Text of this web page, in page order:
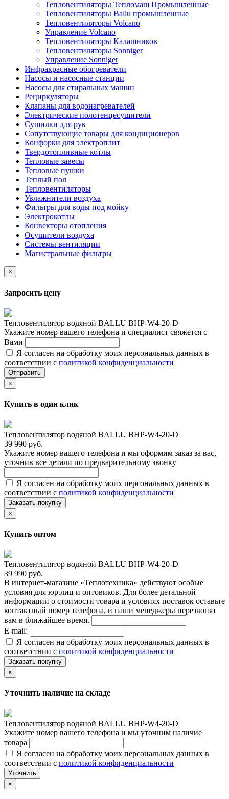
Тепловентиляторы Тепломаш Промышленные
Тепловентиляторы Ballu промышленные
Тепловентиляторы Volcano
Управление Volcano
Тепловентиляторы Калашников
Тепловентиляторы Sonniger
Управление Sonniger
Инфракрасные обогреватели
Насосы и насосные станции
Насосы для стиральных машин
Рециркуляторы
Клапаны для водонагревателей
Электрические полотенцесушители
Сушилки для рук
Сопутствующие товары для кондиционеров
Конфорки для электроплит
Твердотопливные котлы
Тепловые завесы
Тепловые пушки
Теплый пол
Тепловентиляторы
Увлажнители воздуха
Фильтры для воды под мойку
Электрокотлы
Конвекторы отопления
Осушители воздуха
Системы вентиляции
Магистральные фильтры
×
Запросить цену
Тепловентилятор водяной BALLU BHP-W4-20-D
Укажите номер вашего телефона и специалист свяжется с
Вами
Я согласен на обработку моих персональных данных в
соответствии с политикой конфиденциальности
Отправить
×
Купить в один клик
Тепловентилятор водяной BALLU BHP-W4-20-D
39 990 руб.
Укажите номер вашего телефона и мы оформим заказ за вас,
уточнив все детали по предварительному звонку
Я согласен на обработку моих персональных данных в
соответствии с политикой конфиденциальности
Заказать покупку
×
Купить оптом
Тепловентилятор водяной BALLU BHP-W4-20-D
39 990 руб.
В интернет-магазине «Теплотехника» действуют особые
условия для юр.лиц и оптовиков. Для более детальной
информации о стоимости товара и условиях поставок оставьте
контактный номер телефона, и наши менеджеры перезвонят
вам в ближайшее время.
E-mail:
Я согласен на обработку моих персональных данных в
соответствии с политикой конфиденциальности
Заказать покупку
×
Уточнить наличие на складе
Тепловентилятор водяной BALLU BHP-W4-20-D
Укажите номер вашего телефона и мы уточним наличие
товара
Я согласен на обработку моих персональных данных в
соответствии с политикой конфиденциальности
Уточнить
×